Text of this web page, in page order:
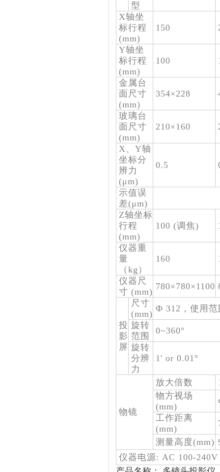
型
X轴坐
标行程
(mm)
150
Y轴坐
标行程
(mm)
100
金属台
面尺寸
(mm)
354×228
玻璃台
面尺寸
(mm)
210×160
X、Y轴
坐标分
辨力
(μm)
0.5
示值误
差(μm)
Z轴坐标
行程
(mm)
100 (调焦)
仪器重
量
（kg）
160
仪器尺
寸 (mm)
780×780×1100
投
影
屏
尺寸
(mm)
Ф 312，使用
旋转
范围
0~360°
旋转
分辨
力
1' or 0.01°
物镜
放大倍数
物方视场
(mm)
工作距离
(mm)
测量高度(mm)
仪器电源: AC 100-